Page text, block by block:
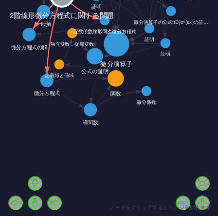
ノードをクリックするとページを開きます